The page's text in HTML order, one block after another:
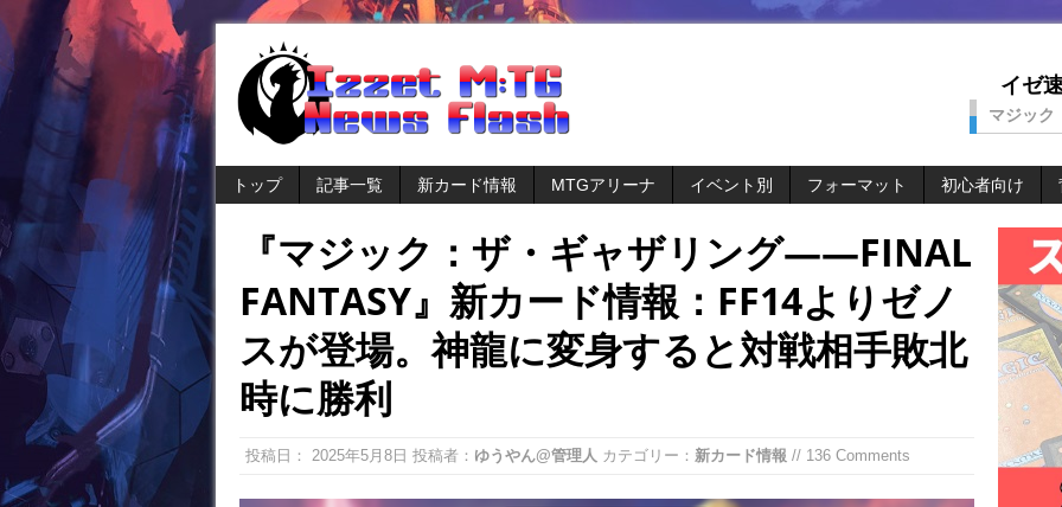
イゼ
マジック
トップ 記事一覧 新カード情報 MTGアリーナ イベント別 フォーマット 初心者向け
『マジック：ザ・ギャザリング——FINAL
FANTASY』新カード情報：FF14よりゼノ
スが登場。神龍に変身すると対戦相手敗北
時に勝利
投稿日： 2025年5月8日 投稿者： ゆうやん@管理人 カテゴリー： 新カード情報 // 136 Comments